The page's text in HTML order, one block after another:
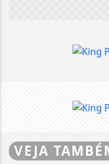
VEJA